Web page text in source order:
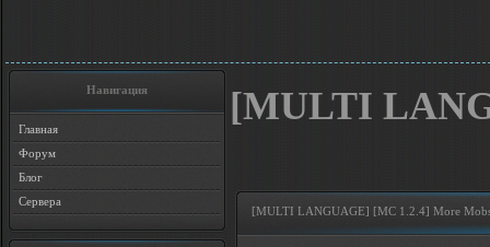
Навигация
Главная
Форум
Блог
Сервера
[MULTI
[MULTI LANGUAGE] [MC 1.2.4] More